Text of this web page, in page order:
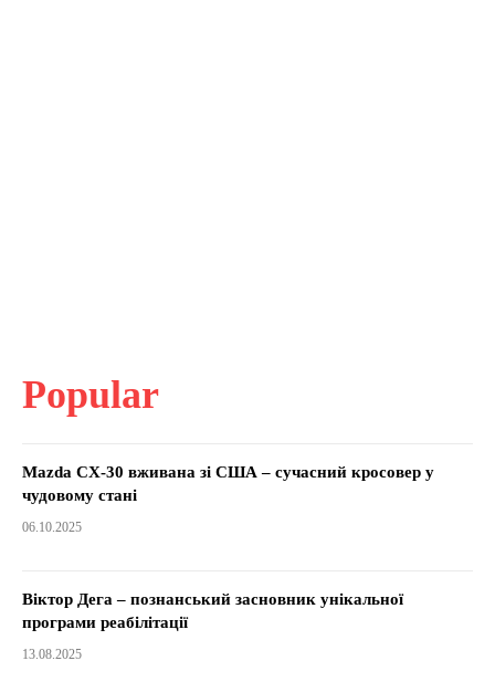
Popular
Mazda CX-30 вживана зі США – сучасний кросовер у
чудовому стані
06.10.2025
Віктор Дега – познанський засновник унікальної
програми реабілітації
13.08.2025